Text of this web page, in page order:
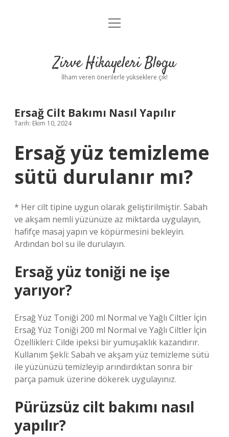
Anasayfa
Yasal Uyarı
menüyü
Zirve Hikayeleri Blogu
İlham veren önerilerle yükseklere çık!
Ersağ Cilt Bakımı Nasıl Yapılır
Tarih: Ekim 10, 2024
Ersağ yüz temizleme
sütü durulanır mı?
* Her cilt tipine uygun olarak geliştirilmiştir. Sabah
ve akşam nemli yüzünüze az miktarda uygulayın,
hafifçe masaj yapın ve köpürmesini bekleyin.
Ardından bol su ile durulayın.
Ersağ yüz toniği ne işe
yarıyor?
Ersağ Yüz Toniği 200 ml Normal ve Yağlı Ciltler İçin
Ersağ Yüz Toniği 200 ml Normal ve Yağlı Ciltler İçin
Özellikleri: Cilde ipeksi bir yumuşaklık kazandırır.
Kullanım Şekli: Sabah ve akşam yüz temizleme sütü
ile yüzünüzü temizleyip arındırdıktan sonra bir
parça pamuk üzerine dökerek uygulayınız.
Pürüzsüz cilt bakımı nasıl
yapılır?